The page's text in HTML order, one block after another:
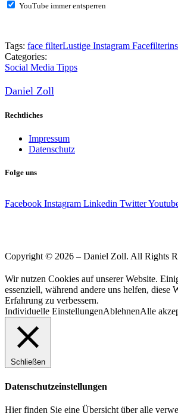
YouTube immer entsperren
Tags: face filterLustige Instagram Facefilter
Categories:
Social Media Tipps
Daniel Zoll
Rechtliches
Impressum
Datenschutz
Folge uns
Facebook Instagram Linkedin Twitter
Copyright © 2026 – Daniel Zoll. All Rights
Wir nutzen Cookies auf unserer Website.
essenziell, während andere uns helfen, diese
Erfahrung zu verbessern.
Individuelle EinstellungenAblehnenAlle
Schließen
Datenschutzeinstellungen
Hier finden Sie eine Übersicht über alle